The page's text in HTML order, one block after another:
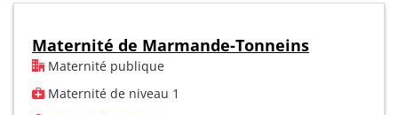
Maternité de Marmande-Tonneins
Maternité publique
Maternité de niveau 1